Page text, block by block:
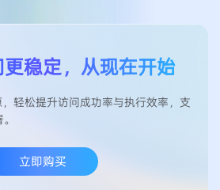
。
稳定，从现在开始
轻松提升访问成功率与执行效率，支
立即购买